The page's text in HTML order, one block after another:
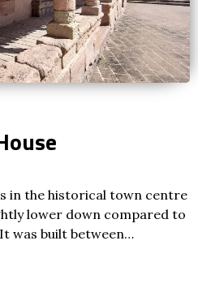
in the historical town centre
lower down compared to
was built between…